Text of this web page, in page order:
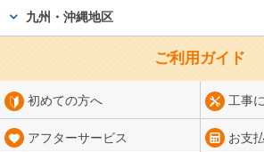
九州・沖縄地区
ご利用ガイド
初めての方へ 工事
アフターサービス お支